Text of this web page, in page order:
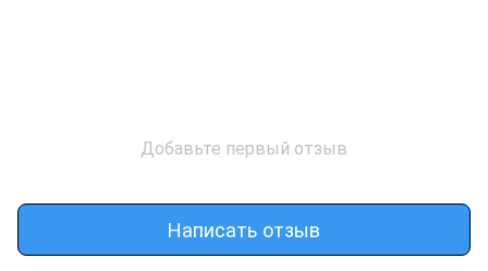
Добавьте первый отзыв
Написать отзыв